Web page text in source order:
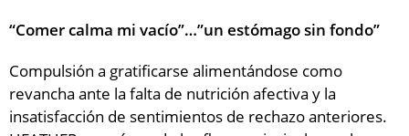
“Comer calma mi vacío”…”un estómago sin fondo”
Compulsión a gratificarse alimentándose como
revancha ante la falta de nutrición afectiva y la
insatisfacción de sentimientos de rechazo anteriores.